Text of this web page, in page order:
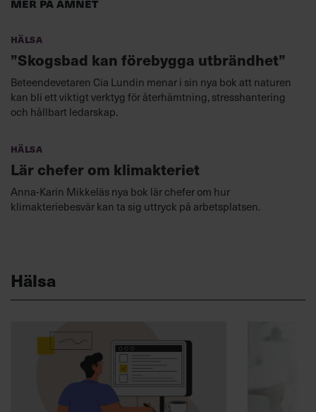
Hälsa
”Skogsbad kan förebygga utbrändhet”
Beteendevetaren Cia Lundin menar i sin nya bok att naturen
kan bli ett viktigt verktyg för återhämtning, stresshantering
och hållbart ledarskap.
Hälsa
Lär chefer om klimakteriet
Anna-Karin Mikkeläs nya bok lär chefer om hur
klimakteriebesvär kan ta sig uttryck på arbetsplatsen.
Hälsa